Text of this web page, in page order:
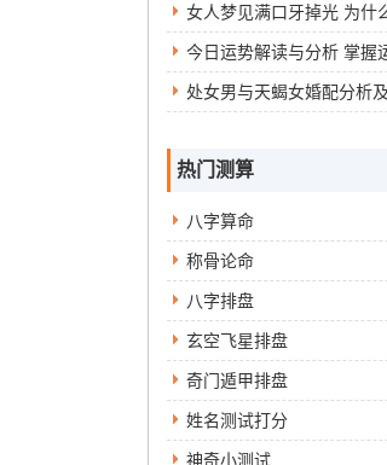
女人梦见满口牙掉光 为什
今日运势解读与分析 掌握
处女男与天蝎女婚配分析
热门测算
八字算命
称骨论命
八字排盘
玄空飞星排盘
奇门遁甲排盘
姓名测试打分
神奇小测试